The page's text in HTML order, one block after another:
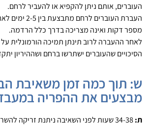
העוברים, אותם ניתן להקפיא או להעביר לרחם.
העברת העוברים
מספר דקות ואינה מצריכה בדרך כלל הרדמה.
לאחר ההעברה לרוב תינתן תמיכה הורמונלית
הסיכויים שהעוברים ישתרשו ברחם ושההיריון
ש: תוך כמה זמן משאיבת
מבצעים את ההפריה
ת:
34-38 שעות לפני השאיבה ניתנת זריקה